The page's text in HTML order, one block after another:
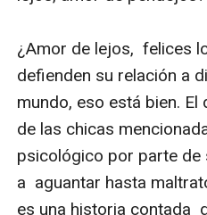
día, en su trabajo conoce a
dama, destacada y del
su atención siendo su
relación a distancia. Por
Jones una joven con tan
abuso s****l en su infancia,
ese momento, pero llega